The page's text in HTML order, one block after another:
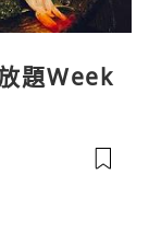
題Week